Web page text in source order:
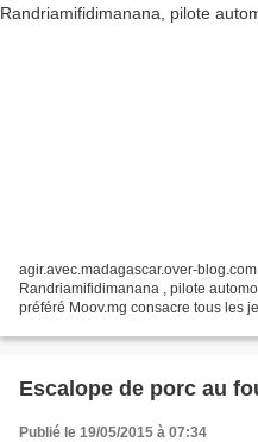
agir.avec.madagascar.over-
Randriamifidimanana , pilote
préféré Moov.mg consacre tous les
Escalope de porc au
Publié le 19/05/2015 à 07:34